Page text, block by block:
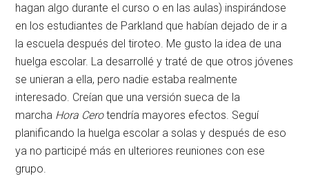
hagan algo durante el curso o en las aulas) inspirándose
en los estudiantes de Parkland que habían dejado de ir a
la escuela después del tiroteo. Me gusto la idea de una
huelga escolar. La desarrollé y traté de que otros jóvenes
se unieran a ella, pero nadie estaba realmente
interesado. Creían que una versión sueca de la
marcha Hora Cerotendría mayores efectos. Seguí
planificando la huelga escolar a solas y después de eso
ya no participé más en ulteriores reuniones con ese
grupo.